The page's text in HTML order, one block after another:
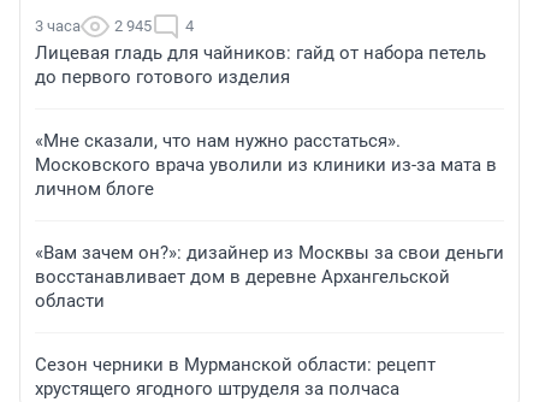
3 часа 2 945 4
Лицевая гладь для чайников: гайд от набора петель
до первого готового изделия
«Мне сказали, что нам нужно расстаться».
Московского врача уволили из клиники из-за мата в
личном блоге
«Вам зачем он?»: дизайнер из Москвы за свои деньги
восстанавливает дом в деревне Архангельской
области
Сезон черники в Мурманской области: рецепт
хрустящего ягодного штруделя за полчаса